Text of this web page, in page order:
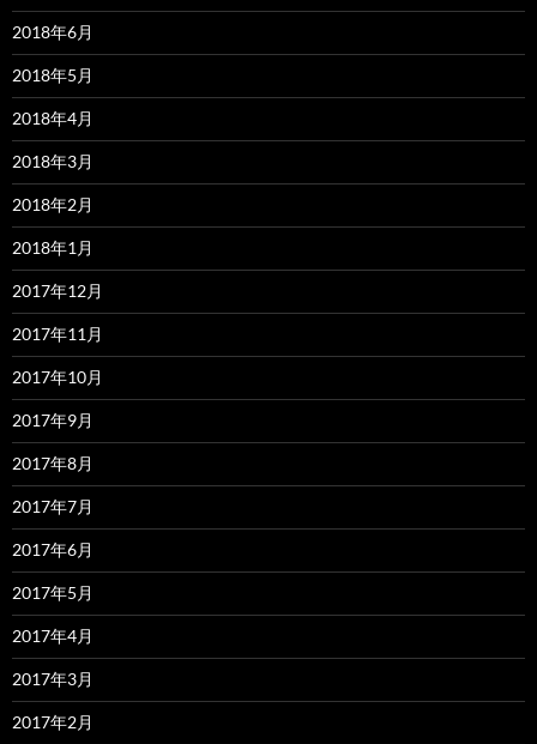
2018年6月
2018年5月
2018年4月
2018年3月
2018年2月
2018年1月
2017年12月
2017年11月
2017年10月
2017年9月
2017年8月
2017年7月
2017年6月
2017年5月
2017年4月
2017年3月
2017年2月